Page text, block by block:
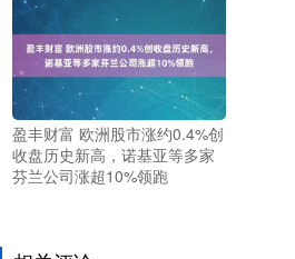
盈丰财富 欧洲股市涨约0.4%创
收盘历史新高，诺基亚等多家
芬兰公司涨超10%领跑